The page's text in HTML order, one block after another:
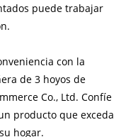
puede trabajar
con la
de 3 hoyos de
Co., Ltd. Confíe
producto que exceda
hogar.